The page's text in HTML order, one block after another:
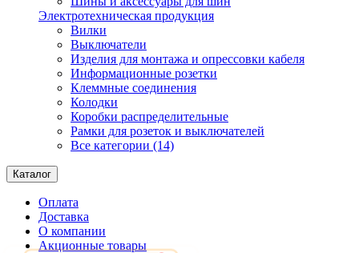
Электротехническая продукция
Вилки
Выключатели
Изделия для монтажа и опрессовки кабеля
Информационные розетки
Клеммные соединения
Колодки
Коробки распределительные
Рамки для розеток и выключателей
Все категории (14)
Каталог
Оплата
Доставка
О компании
Акционные товары